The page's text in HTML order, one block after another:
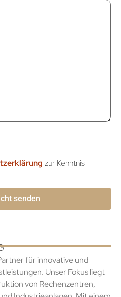
zur Kenntnis
für innovative und
Unser Fokus liegt
von Rechenzentren,